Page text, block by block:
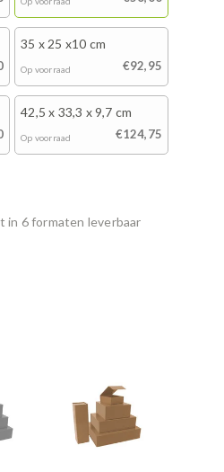
35 x 25 x10 cm
€92,95
Op voorraad
42,5 x 33,3 x 9,7 cm
€124,75
Op voorraad
in 6 formaten leverbaar